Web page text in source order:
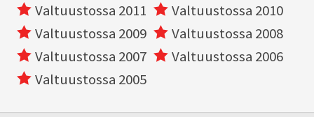
Valtuustossa 2011
Valtuustossa 2010
Valtuustossa 2009
Valtuustossa 2008
Valtuustossa 2007
Valtuustossa 2006
Valtuustossa 2005